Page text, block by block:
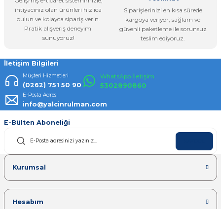
Gönder
ihtiyacınız olan ürünleri hızlıca
bulun ve kolayca sipariş verin.
Pratik alışveriş deneyimi
sunuyoruz!
Siparişlerinizi en kısa sürede
kargoya veriyor, sağlam ve
güvenli paketleme ile sorunsuz
teslim ediyoruz.
İletişim Bilgileri
Müşteri Hizmetleri
(0262) 751 50 90
WhatsApp İletişim
5302890860
E-Posta Adresi
info@yalcinrulman.com
E-Bülten Aboneliği
Kurumsal
Hesabım